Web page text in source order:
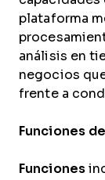
plataforma
análisis en
negocios
frente a
Funciones
Funciones